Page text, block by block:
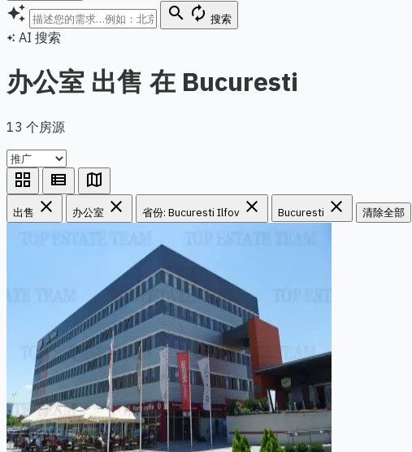
auto_awesome search autorenew 搜索
auto_awesome AI 搜索
办公室 出售 在 Bucuresti
13 个房源
grid_view view_list map
出售 close 办公室 close 省份: Bucuresti Ilfov close Bucuresti close 清除全部